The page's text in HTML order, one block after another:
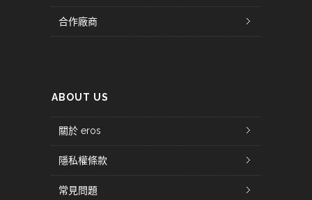
合作廠商
ABOUT US
關於 eros
隱私權條款
常見問題